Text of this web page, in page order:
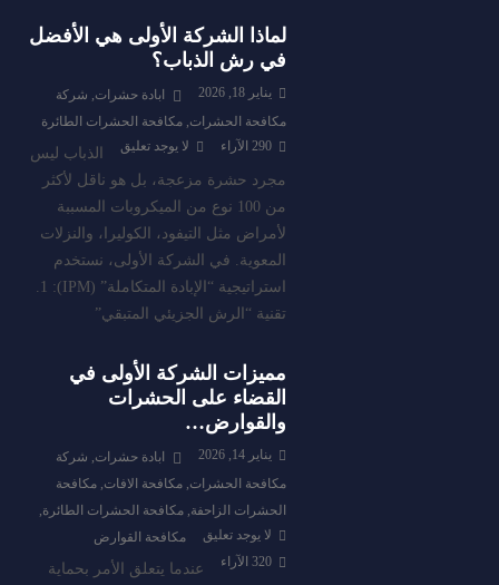
لماذا الشركة الأولى هي الأفضل
في رش الذباب؟
يناير 18, 2026 ابادة حشرات, شركة
مكافحة الحشرات,مكافحة الحشرات الطائرة
لا يوجد تعليق
290 الآراء
الذباب ليس
مجرد حشرة مزعجة، بل هو ناقل لأكثر
من 100 نوع من الميكروبات المسببة
لأمراض مثل التيفود، الكوليرا، والنزلات
المعوية. في الشركة الأولى، نستخدم
تقنية “الرش الجزيئي المتبقي”
مميزات الشركة الأولى في
القضاء على الحشرات
والقوارض…
يناير 14, 2026 ابادة حشرات, شركة
مكافحة الحشرات,مكافحة الافات,مكافحة
الحشرات الزاحفة,مكافحة الحشرات الطائرة,
مكافحة القوارض
لا يوجد تعليق
320
الآراء
عندما يتعلق الأمر بحماية